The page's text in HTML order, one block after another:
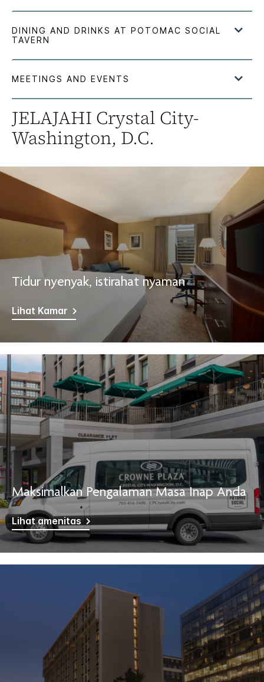
JELAJAHI Crystal City-
Washington, D.C.
Tidur nyenyak, istirahat nyaman
Lihat Kamar
Maksimalkan Pengalaman Masa Inap Anda
Lihat amenitas